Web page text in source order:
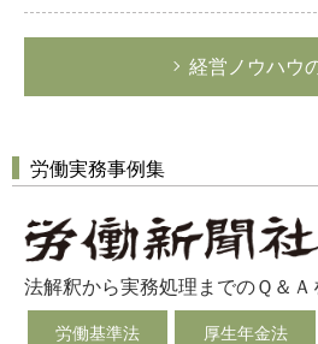
経営ノウハウ
労働実務事例集
法解釈から実務処理までのＱ＆
労働基準法 厚生年金法